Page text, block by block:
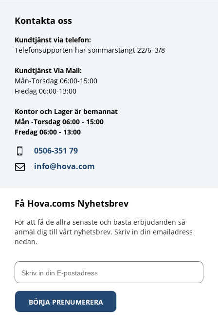
Få Hova.coms Nyhetsbrev
För att få de allra senaste och bästa erbjudanden så
anmäl dig till vårt nyhetsbrev. Skriv in din emailadress
nedan.
Kontakta oss
Kundtjänst via telefon:
Telefonsupporten har sommarstängt 22/6–3/8
Kundtjänst Via Mail:
Mån-Torsdag 06:00-15:00
Fredag 06:00-13:00
Kontor och Lager är bemannat
Mån -Torsdag 06:00 - 15:00
Fredag 06:00 - 13:00
0506-351 79
info@hova.com